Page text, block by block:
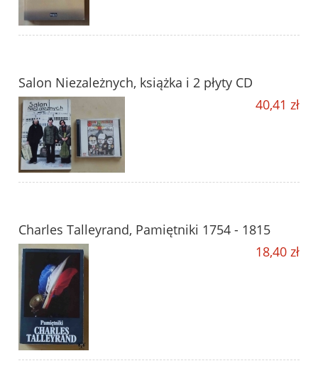
Salon Niezależnych, książka i 2 płyty CD
40,41 zł
Charles Talleyrand, Pamiętniki 1754 - 1815
18,40 zł